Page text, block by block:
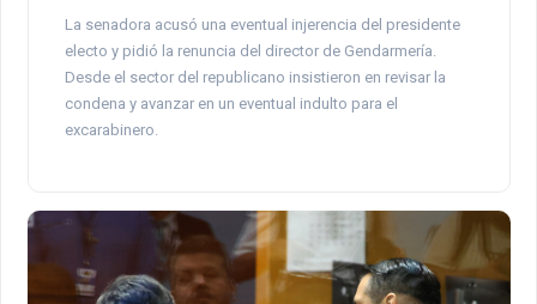
La senadora acusó una eventual injerencia del presidente
electo y pidió la renuncia del director de Gendarmería.
Desde el sector del republicano insistieron en revisar la
condena y avanzar en un eventual indulto para el
excarabinero.